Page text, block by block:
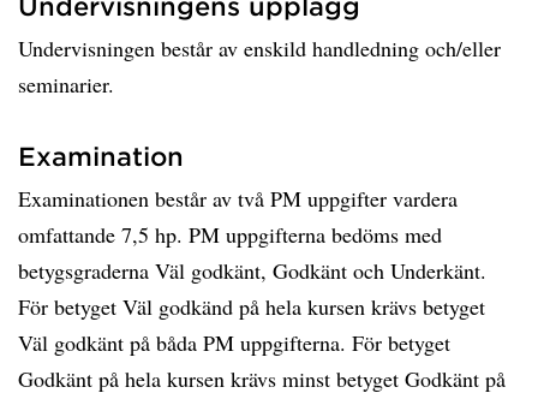
Undervisningen består av enskild handledning och/eller
seminarier.
Examination
Examinationen består av två PM uppgifter vardera
omfattande 7,5 hp. PM uppgifterna bedöms med
betygsgraderna Väl godkänt, Godkänt och Underkänt.
För betyget Väl godkänd på hela kursen krävs betyget
Väl godkänt på båda PM uppgifterna. För betyget
Godkänt på hela kursen krävs minst betyget Godkänt på